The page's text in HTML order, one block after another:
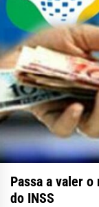
Passa a valer
do INSS